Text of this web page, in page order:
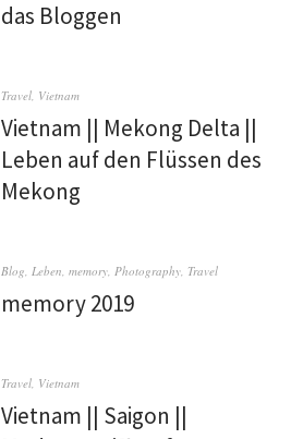
das Bloggen
Travel, Vietnam
Vietnam || Mekong Delta ||
Leben auf den Flüssen des
Mekong
Blog,Leben,memory,Photography, Travel
memory 2019
Travel, Vietnam
Vietnam || Saigon ||